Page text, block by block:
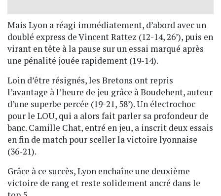
Mais Lyon a réagi immédiatement, d’abord avec un
doublé express de Vincent Rattez (12-14, 26’), puis en
virant en tête à la pause sur un essai marqué après
une pénalité jouée rapidement (19-14).
Loin d’être résignés, les Bretons ont repris
l’avantage à l’heure de jeu grâce à Boudehent, auteur
d’une superbe percée (19-21, 58’). Un électrochoc
pour le LOU, qui a alors fait parler sa profondeur de
banc. Camille Chat, entré en jeu, a inscrit deux essais
en fin de match pour sceller la victoire lyonnaise
(36-21).
Grâce à ce succès, Lyon enchaîne une deuxième
victoire de rang et reste solidement ancré dans le